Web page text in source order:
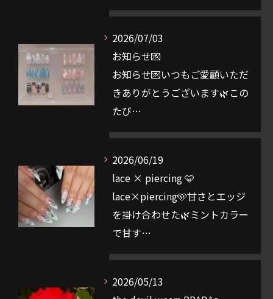
2026/07/03
お知らせ💌
お知らせ💌いつもご愛顧いただ
きありがとうございます🌿この
たび…
2026/06/19
lace × piercing 🩵
lace×piercing🩵甘さとエッジ
を掛け合わせた🌿ミントカラー
で甘す…
2026/05/13